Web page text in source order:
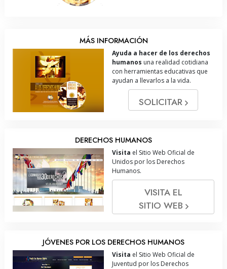
MÁS INFORMACIÓN
Ayuda a hacer de los derechos
humanos una realidad cotidiana
con herramientas educativas que
ayudan a llevarlos a la vida.
SOLICITAR
DERECHOS HUMANOS
Visita el Sitio Web Oficial de
Unidos por los Derechos
Humanos.
VISITA EL
SITIO WEB
JÓVENES POR LOS DERECHOS HUMANOS
Visita el Sitio Web Oficial de
Juventud por los Derechos